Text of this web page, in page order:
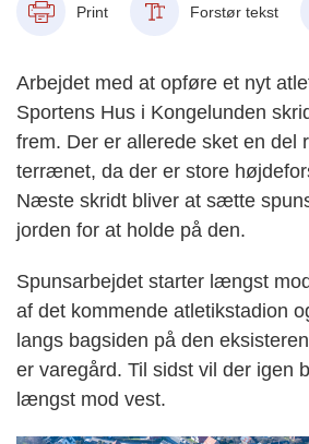
Print Forstør tekst
Arbejdet med at opføre et nyt
Sportens Hus i Kongelunden
frem. Der er allerede sket en del
terrænet, da der er store
Næste skridt bliver at sætte
jorden for at holde på den.
Spunsarbejdet starter længst
af det kommende atletikstadion
langs bagsiden på den
er varegård. Til sidst vil der igen
længst mod vest.